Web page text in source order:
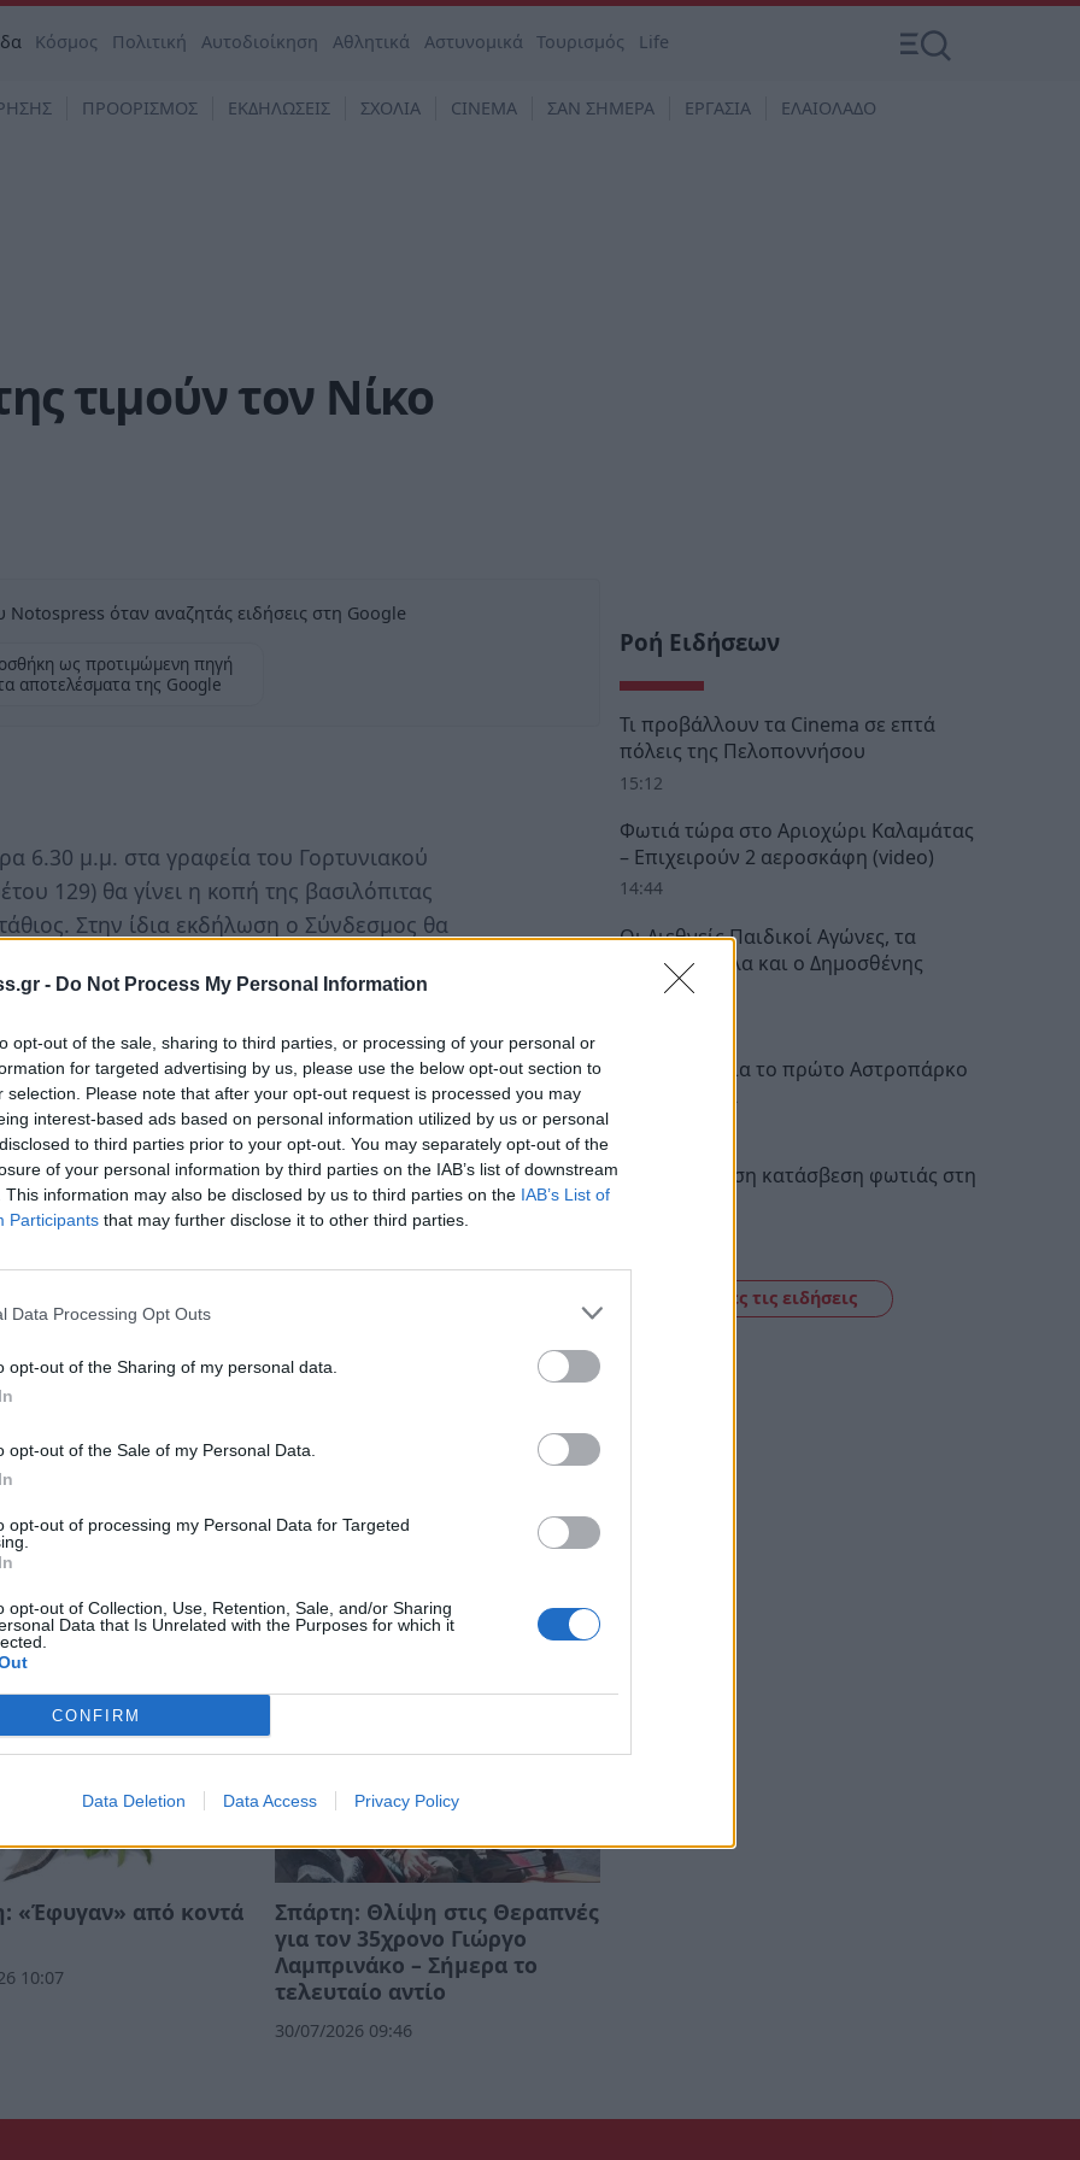
- Do Not Process My Personal Information
opt-out of the sale, sharing to third parties, or processing of your personal or
for targeted advertising by us, please use the below opt-out section to
selection. Please note that after your opt-out request is processed you may
interest-based ads based on personal information utilized by us or personal
to third parties prior to your opt-out. You may separately opt-out of the
of your personal information by third parties on the IAB’s list of downstream
This information may also be disclosed by us to third parties on the IAB’s List of
Participants that may further disclose it to other third parties.
Data Processing Opt Outs
opt-out of the Sharing of my personal data.
opt-out of the Sale of my Personal Data.
opt-out of processing my Personal Data for Targeted
opt-out of Collection, Use, Retention, Sale, and/or Sharing
Data that Is Unrelated with the Purposes for which it
CONFIRM
Data Deletion Data Access Privacy Policy
Κόσμος Πολιτική Αυτοδιοίκηση Αθλητικά Αστυνομικά Τουρισμός Life
ΠΡΟΟΡΙΣΜΟΣ ΕΚΔΗΛΩΣΕΙΣ ΣΧΟΛΙΑ CINEMA ΣΑΝ ΣΗΜΕΡΑ ΕΡΓΑΣΙΑ ΕΛΑΙΟΛΑΔΟ
τιμούν τον Νίκο
όταν αναζητάς ειδήσεις στη Google
ως προτιμώμενη πηγή
αποτελέσματα της Google
6.30 μ.μ. στα γραφεία του Γορτυνιακού
129) θα γίνει η κοπή της βασιλόπιτας
Στην ίδια εκδήλωση ο Σύνδεσμος θα
στην καταγωγή, Νίκο
γνήσιο και ανόθευτο αθλητισμό».Η
για τις 18 Φεβρουαρίου στο
πυροσβέστης
σπίτια, αλλά
δικό του
12:52
Η μαρτυρία κατοίκου από το
Πόρτο Γερμενό: «Κάηκε το
μείνω» (video)
02/08/2026 15:25
«Έφυγαν» από κοντά
10:07
Σπάρτη: Θλίψη στις Θεραπνές
για τον 35χρονο Γιώργο
Λαμπρινάκο – Σήμερα το
τελευταίο αντίο
30/07/2026 09:46
Ροή Ειδήσεων
Τι προβάλλουν τα Cinema σε επτά
πόλεις της Πελοποννήσου
15:12
Φωτιά τώρα στο Αριοχώρι Καλαμάτας
– Επιχειρούν 2 αεροσκάφη (video)
14:44
Οι Διεθνείς Παιδικοί Αγώνες, τα
Λακωνόπουλα και ο Δημοσθένης
Ματάλας
Στη Μεσσηνία το πρώτο Αστροπάρκο
στην Ελλάδα
Σπάρτη: Άμεση κατάσβεση φωτιάς στη
Δείτε όλες τις ειδήσεις